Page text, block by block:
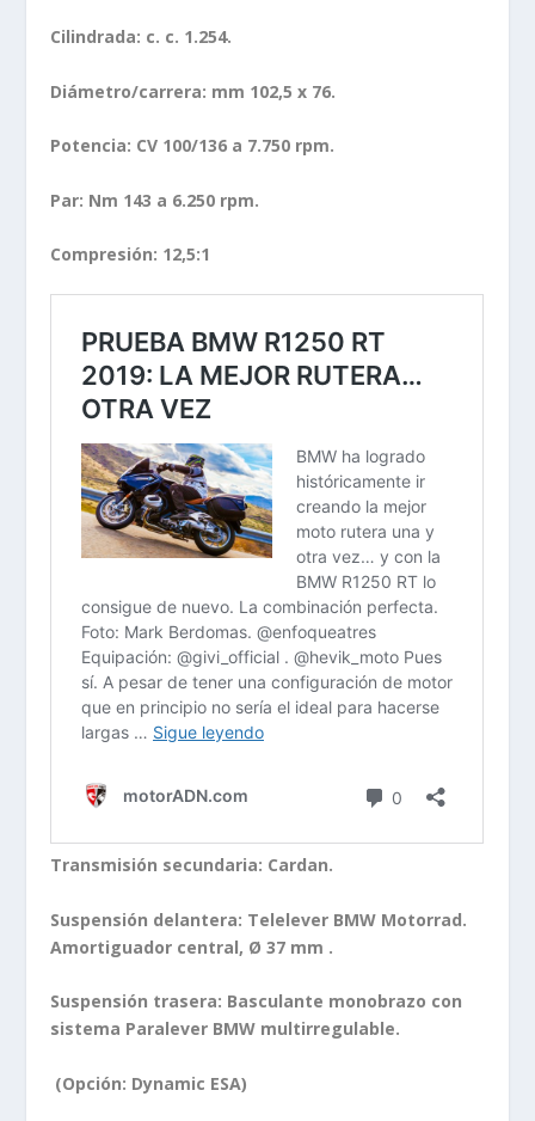
Cilindrada: c. c. 1.254.
Diámetro/carrera: mm 102,5 x 76.
Potencia: CV 100/136 a 7.750 rpm.
Par: Nm 143 a 6.250 rpm.
Compresión: 12,5:1
Transmisión secundaria: Cardan.
Suspensión delantera: Telelever BMW Motorrad.
Amortiguador central, Ø 37 mm .
Suspensión trasera: Basculante monobrazo con
sistema Paralever BMW multirregulable.
(Opción: Dynamic ESA)